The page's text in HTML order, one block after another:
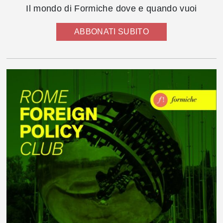
Il mondo di Formiche dove e quando vuoi
ABBONATI SUBITO